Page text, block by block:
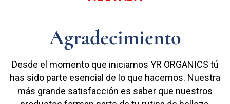
Agradecimiento
Desde el momento que iniciamos YR ORGANICS tú
has sido parte esencial de lo que hacemos. Nuestra
más grande satisfacción es saber que nuestros